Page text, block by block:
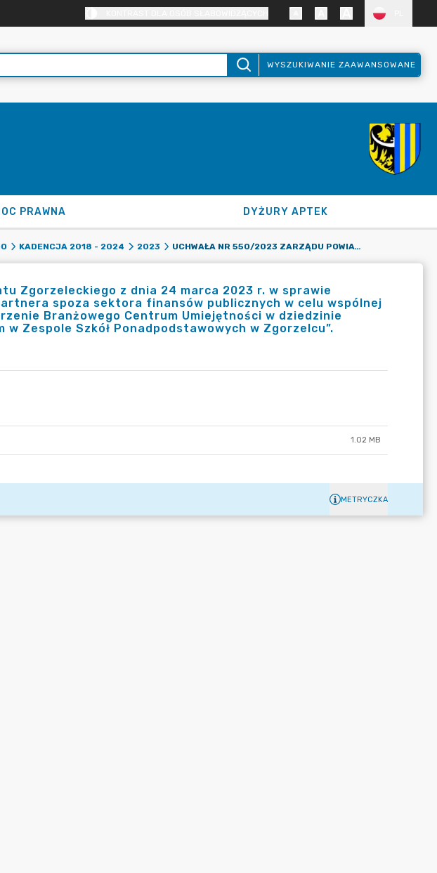
WYSZUKIWANIE ZAAWANSOWANE
PRAWNA DYŻURY APTEK
KADENCJA 2018 - 2024 2023 UCHWAŁA NR 550/2023 ZARZĄDU POWIATU ZGORZELECKIEGO Z DNIA 24 MARCA 2023 R. W SPRAWIE ROZSTRZYGNIĘCIA OTWARTEGO NABORU PARTNERA SPOZA SEKTORA FINANSÓW PUBLICZNYCH W CELU WSPÓLNEJ REALIZACJI PRZEDSIĘWZIĘCIA PN.: „UTWORZENIE BRANŻOWEGO CENTRUM UMIEJĘTNOŚCI W DZIEDZINIE ENERGETYKA W POWIECIE ZGORZELECKIM W ZESPOLE SZKÓŁ PONADPODSTAWOWYCH W ZGORZELCU”.
Zgorzeleckiego z dnia 24 marca 2023 r. w sprawie
spoza sektora finansów publicznych w celu wspólnej
Branżowego Centrum Umiejętności w dziedzinie
Zespole Szkół Ponadpodstawowych w Zgorzelcu”.
1.02 MB
METRYCZKA